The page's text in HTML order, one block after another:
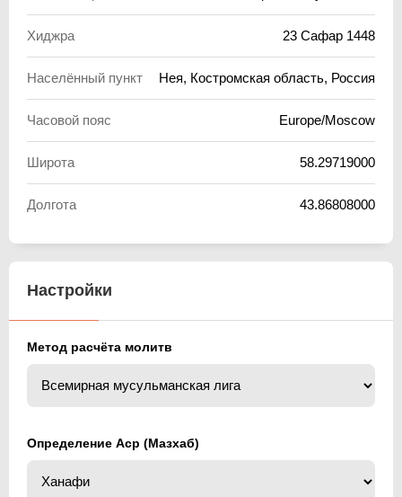
Хиджра 23 Сафар 1448
Населённый пункт Нея, Костромская область, Россия
Часовой пояс Europe/Moscow
Широта 58.29719000
Долгота 43.86808000
Настройки
Метод расчёта молитв
Определение Аср (Мазхаб)